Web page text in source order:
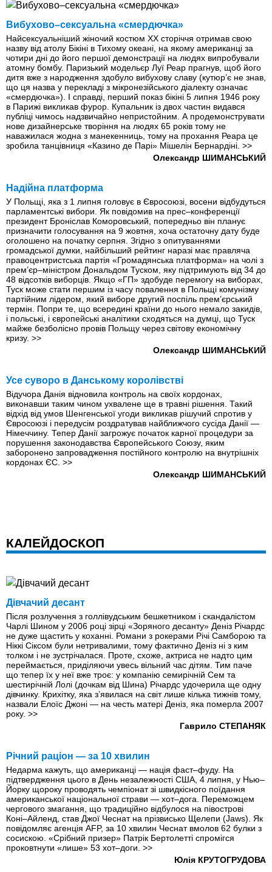
Вибухово–сексуальна «смердючка»
Найсексуальніший жіночий костюм ХХ сторіччя отримав свою
назву від атолу Бікіні в Тихому океані, на якому американці за
чотири дні до його першої демонстрації на людях випробували
атомну бомбу. Паризький модельєр Луї Реар прагнув, щоб його
дитя вже з народження здобуло вибухову славу (кутюр’є не знав,
що ця назва у перекладі з мікронезійського діалекту означає
«смердючка»). І справді, перший показ бікіні 5 липня 1946 року
в Парижі викликав фурор. Купальник із двох частин видався
публіці чимось над­звичайно непристойним. А продемонструвати
нове дизайнерське творіння на людях 65 років тому не
наважилася жодна з манекенниць, тому на прохання Реара це
зробила танцівниця «Казино де Парі» Мішелін Бернардіні. >>
Олександр ШИМАНСЬКИЙ
Надійна платформа
У Польщі, яка з 1 липня головує в Євросоюзі, восени відбудуться
парламентські вибори. Як повідомив на прес–конференції
президент Броніслав Коморовський, попередньо він планує
призначити голосування на 9 жовтня, хоча остаточну дату буде
оголошено на початку серпня. Згідно з опитуваннями
громадської думки, найбільший рейтинг наразі має правляча
правоцентристська партія «Громадянська платформа» на чолі з
прем’єр–міністром Дональдом Туском, яку підтримують від 34 до
48 відсотків виборців. Якщо «ГП» здобуде перемогу на виборах,
Туск може стати першим iз часу повалення в Польщі комунізму
партійним лідером, який виборе другий поспіль прем’єрський
термін. Попри те, що всередині країни до нього немало закидів,
і польські, і європейські аналітики сходяться на думці, що Туск
майже безболісно провів Польщу через світову економічну
кризу. >>
Олександр ШИМАНСЬКИЙ
Усе суворо в Данському королівстві
Відучора Данія відновила контроль на своїх кордонах,
виконавши таким чином ухвалене ще в травні рішення. Такий
відхід від умов Шенгенської угоди викликав рішучий спротив у
Євросоюзі і передусім роздратував найближчого сусіда Данії —
Німеччину. Тепер Данії загрожує початок карної процедури за
порушення законодавства Європейського Союзу, яким
заборонено запровадження постійного контролю на внутрішніх
кордонах ЄС. >>
Олександр ШИМАНСЬКИЙ
КАЛЕЙДОСКОП
Дівчачий десант
Після розлучення з голлівудським бешкетником і скандалістом
Чарлі Шином у 2006 році зірці «Зоряного десанту» Деніз Річардс
не дуже щастить у коханні. Романи з рокерами Річі Самборою та
Ніккі Сіксом були нетривалими, тому фактично Деніз ні з ким
толком і не зустрічалася. Проте, схоже, актриса не надто цим
переймається, приділяючи увесь вільний час дітям. Тим паче
що тепер їх у неї вже троє: у компанію семирічній Сем та
шестирічній Лолі (дочкам від Шина) Річардс удочерила ще одну
дівчинку. Крихітку, яка з’явилася на світ лише кілька тижнів тому,
назвали Елоїс Джоні — на честь матері Деніз, яка померла 2007
року. >>
Гаврило СТЕПАНЯК
Річний раціон — за 10 хвилин
Недарма кажуть, що американці — нація фаст–фуду. На
підтвердження цього в День незалежності США, 4 липня, у Нью–
Йорку щороку проводять чемпіонат зі швидкісного поїдання
американської національної страви — хот–дога. Переможцем
чергового змагання, що традиційно відбулося на півострові
Коні–Айленд, став Джої Чеснат на прізвисько Щелепи (Jaws). Як
повідомляє агенція AFP, за 10 хвилин Чеснат вмолов 62 булки з
сосискою. «Срібний призер» Патрік Бертолетті спромігся
проковтнути «лише» 53 хот–доги. >>
Юлія КРУТОГРУДОВА